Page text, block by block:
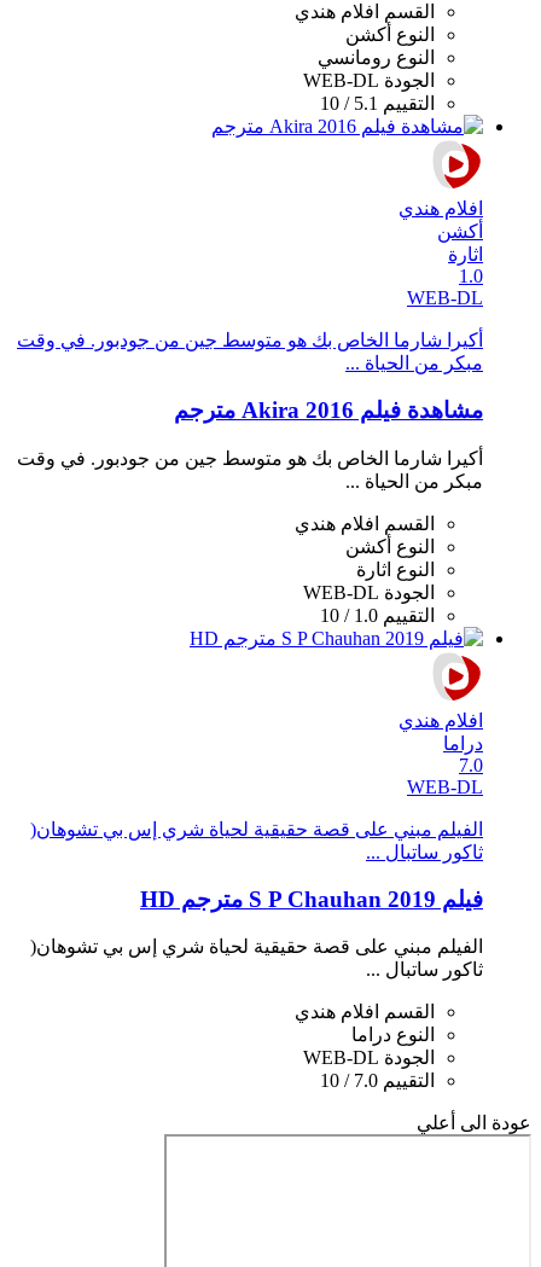
القسم افلام هندي
النوع أكشن
النوع رومانسي
الجودة WEB-DL
التقييم 5.1 / 10
افلام هندي
أكشن
اثارة
1.0
WEB-DL
أكيرا شارما الخاص بك هو متوسط ​​جين من جودبور. في وقت
مبكر من الحياة ...
مشاهدة فيلم Akira 2016 مترجم
أكيرا شارما الخاص بك هو متوسط ​​جين من جودبور. في وقت
مبكر من الحياة ...
القسم
افلام هندي
النوع أكشن
النوع اثارة
الجودة WEB-DL
التقييم 1.0 / 10
افلام هندي
دراما
7.0
WEB-DL
الفيلم مبني على قصة حقيقية لحياة شري إس بي تشوهان(
ثاكور ساتبال ...
فيلم S P Chauhan 2019 مترجم HD
الفيلم مبني على قصة حقيقية لحياة شري إس بي تشوهان(
ثاكور ساتبال ...
القسم
افلام هندي
النوع دراما
الجودة WEB-DL
التقييم 7.0 / 10
عودة الى أعلي